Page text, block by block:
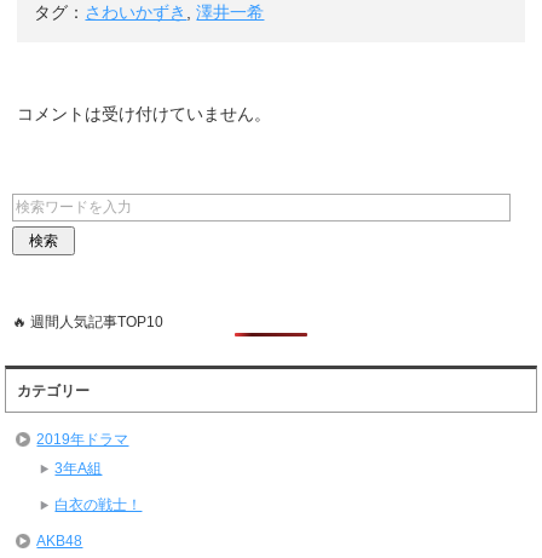
タグ： さわいかずき ,澤井一希
コメントは受け付けていません。
🔥 週間人気記事TOP10
カテゴリー
2019年ドラマ
3年A組
白衣の戦士！
AKB48